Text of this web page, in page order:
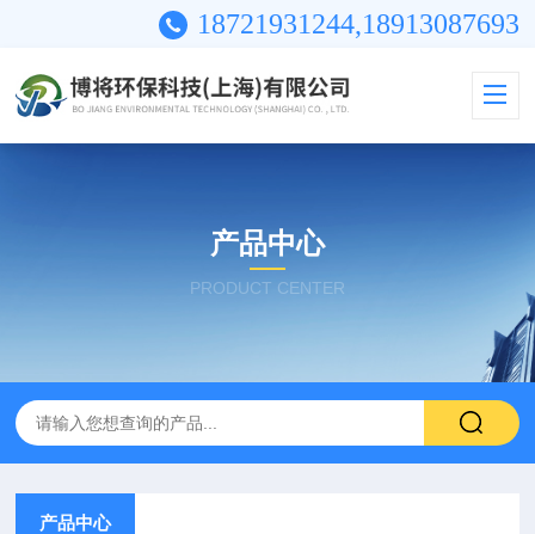
18721931244,18913087693
产品中心
PRODUCT CENTER
产品中心